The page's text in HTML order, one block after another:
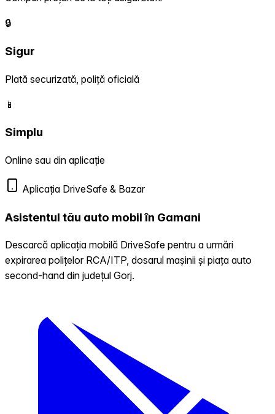
🔒
Sigur
Plată securizată, poliță oficială
📱
Simplu
Online sau din aplicație
Aplicația DriveSafe & Bazar
Asistentul tău auto mobil în Gamani
Descarcă aplicația mobilă DriveSafe pentru a urmări
expirarea polițelor RCA/ITP, dosarul mașinii și piața auto
second-hand din județul Gorj.